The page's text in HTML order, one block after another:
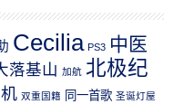
Cecilia PS3 中医
落基山 加航 北极纪
双重国籍 同一首歌 圣诞灯屋